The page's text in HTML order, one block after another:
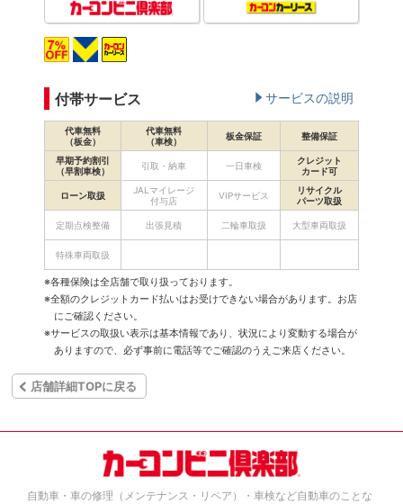
付帯サービス サービスの説明
代車無料
（板金）
代車無料
（車検）
板金保証 整備保証
早期予約割引
（早割車検）
引取・納車 一日車検
クレジット
カード可
ローン取扱
JALマイレージ
付与店
VIPサービス
リサイクル
パーツ取扱
定期点検整備 出張見積 二輪車取扱 大型車両取扱
特殊車両取扱
※各種保険は全店舗で取り扱っております。
※全額のクレジットカード払いはお受けできない場合があります。お店
にご確認ください。
※サービスの取扱い表示は基本情報であり、状況により変動する場合が
ありますので、必ず事前に電話等でご確認のうえご来店ください。
店舗詳細TOPに戻る
自動車・車の修理（メンテナンス・リペア）・車検など自動車のことな